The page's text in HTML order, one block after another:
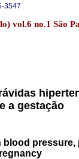
3547
vol.6 no.1 São
a gestação
pressure,